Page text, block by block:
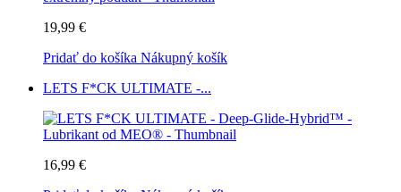
19,99 €
Pridať do košíka Nákupný košík
LETS F*CK ULTIMATE -...
16,99 €